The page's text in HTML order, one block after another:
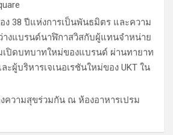
ง 38 ปีแห่งการเป็นพันธมิตร และความ
งแบรนด์นาฬิกาสวิสกับผู้แทนจำหน่าย
เปิดบทบาทใหม่ของแบรนด์ ผ่านทายาท
ะผู้บริหารเจเนอเรชันใหม่ของ UKT ใน
วามสุขร่วมกัน ณ ห้องอาหารเปรม